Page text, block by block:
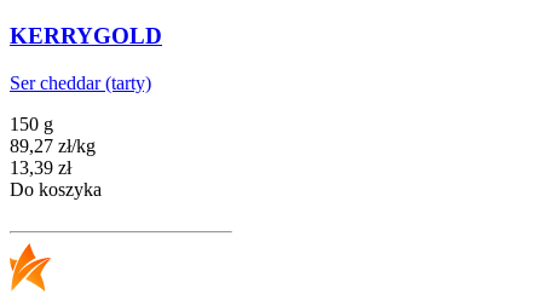
KERRYGOLD
Ser cheddar (tarty)
150 g
89,27 zł/kg
Cena
13,39 zł
Do koszyka